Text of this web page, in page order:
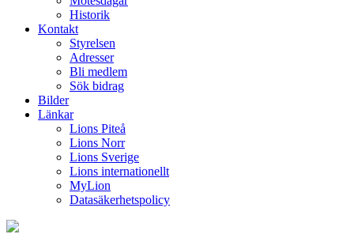
Historik
Kontakt
Styrelsen
Adresser
Bli medlem
Sök bidrag
Bilder
Länkar
Lions Piteå
Lions Norr
Lions Sverige
Lions internationellt
MyLion
Datasäkerhetspolicy